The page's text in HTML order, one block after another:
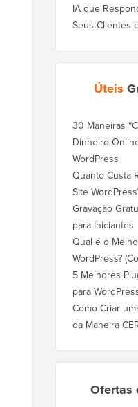
IA que
Seus Clientes
Úteis
30 Maneiras
Dinheiro
WordPress
Quanto Custa
Site
Gravação
para Iniciantes
Qual é o
WordPress?
5 Melhores
para
Como Criar
da Maneira
Ofertas